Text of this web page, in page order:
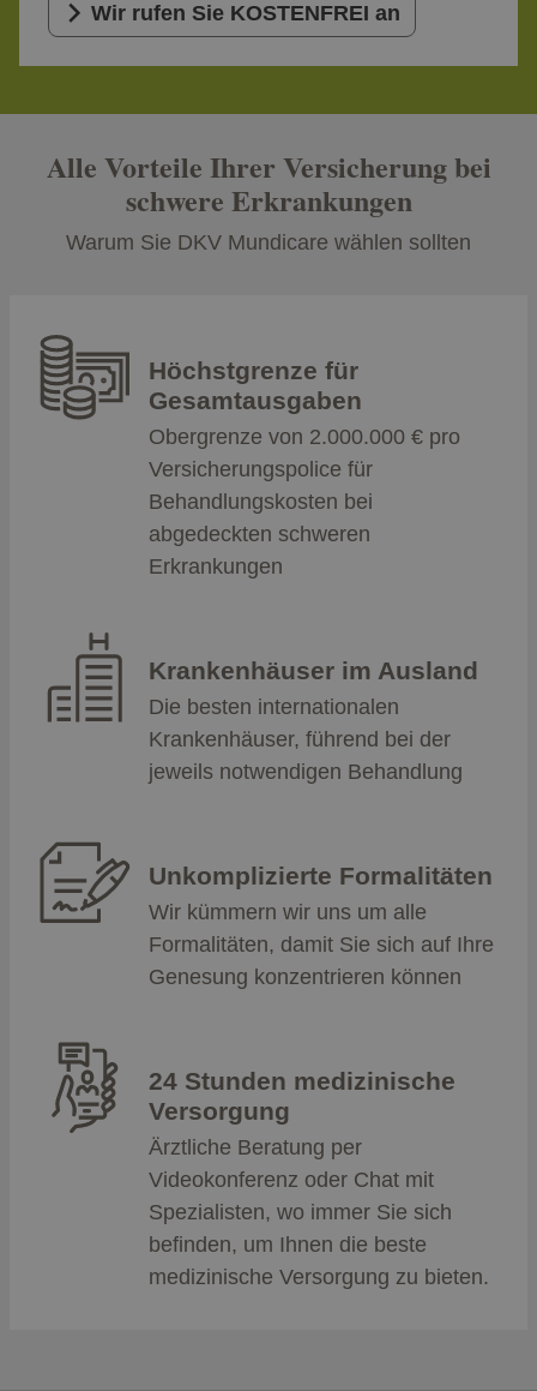
Wir rufen Sie KOSTENFREI an
Alle Vorteile Ihrer Versicherung bei
schwere Erkrankungen
Warum Sie DKV Mundicare wählen sollten
Höchstgrenze für
Gesamtausgaben
Obergrenze von 2.000.000 € pro
Versicherungspolice für
Behandlungskosten bei
abgedeckten schweren
Erkrankungen
Krankenhäuser im Ausland
Die besten internationalen
Krankenhäuser, führend bei der
jeweils notwendigen Behandlung
Unkomplizierte Formalitäten
Wir kümmern wir uns um alle
Formalitäten, damit Sie sich auf Ihre
Genesung konzentrieren können
24 Stunden medizinische
Versorgung
Ärztliche Beratung per
Videokonferenz oder Chat mit
Spezialisten, wo immer Sie sich
befinden, um Ihnen die beste
medizinische Versorgung zu bieten.